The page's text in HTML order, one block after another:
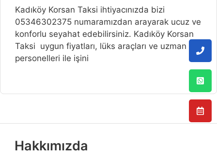
Kadıköy Korsan Taksi ihtiyacınızda bizi
05346302375 numaramızdan arayarak ucuz ve
konforlu seyahat edebilirsiniz. Kadıköy Korsan
Taksi uygun fiyatları, lüks araçları ve uzman
personelleri ile işini
Hakkımızda